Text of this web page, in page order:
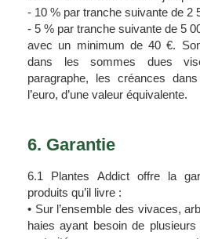
- 10 % par tranche suivante de 2
- 5 % par tranche suivante de 5
avec un minimum de 40 €.
dans les sommes dues
paragraphe, les créances
l’euro, d’une valeur équivalente.
6. Garantie
6.1 Plantes Addict offre la
produits qu’il livre :
• Sur l’ensemble des vivaces,
haies ayant besoin de